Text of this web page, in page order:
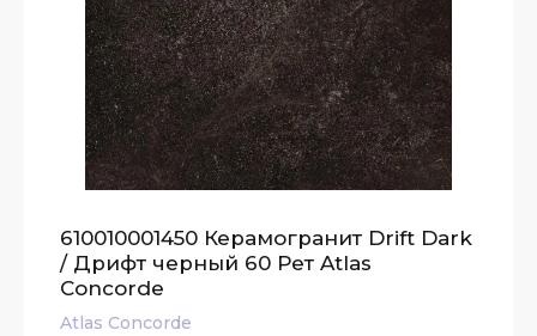
610010001450 Керамогранит Drift Dark
/ Дрифт черный 60 Рет Atlas
Concorde
Atlas Concorde